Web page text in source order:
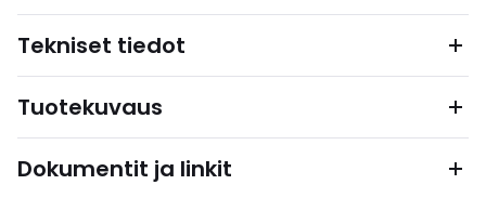
Tekniset tiedot
Tuotekuvaus
Dokumentit ja linkit